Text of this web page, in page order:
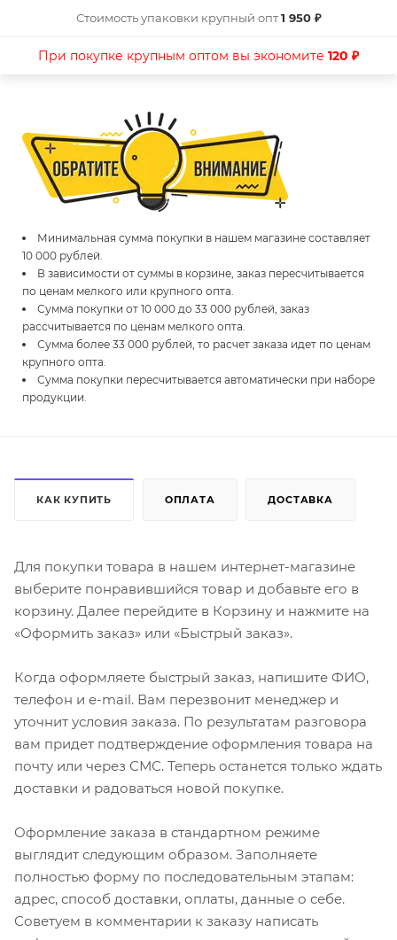
Стоимость упаковки крупный опт1 950 ₽
При покупке крупным оптом вы экономите 120 ₽
Минимальная сумма покупки в нашем магазине составляет
10 000 рублей.
В зависимости от суммы в корзине, заказ пересчитывается
по ценам мелкого или крупного опта.
Сумма покупки от 10 000 до 33 000 рублей, заказ
рассчитывается по ценам мелкого опта.
Сумма более 33 000 рублей, то расчет заказа идет по ценам
крупного опта.
Сумма покупки пересчитывается автоматически при наборе
продукции.
КАК КУПИТЬ ОПЛАТА ДОСТАВКА
Для покупки товара в нашем интернет-магазине
выберите понравившийся товар и добавьте его в
корзину. Далее перейдите в Корзину и нажмите на
«Оформить заказ» или «Быстрый заказ».
Когда оформляете быстрый заказ, напишите ФИО,
телефон и e-mail. Вам перезвонит менеджер и
уточнит условия заказа. По результатам разговора
вам придет подтверждение оформления товара на
почту или через СМС. Теперь останется только ждать
доставки и радоваться новой покупке.
Оформление заказа в стандартном режиме
выглядит следующим образом. Заполняете
полностью форму по последовательным этапам:
адрес, способ доставки, оплаты, данные о себе.
Советуем в комментарии к заказу написать